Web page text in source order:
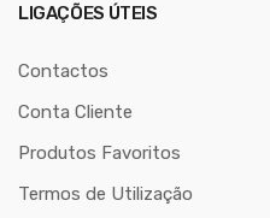
r
ç
e
e
LIGAÇÕES ÚTEIS
Contactos
Conta Cliente
Produtos Favoritos
Termos de Utilização